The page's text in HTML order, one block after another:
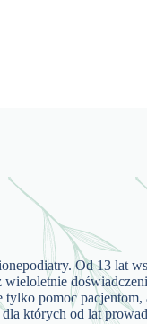
Od 13 lat
pomoc pacjentom,
których od lat